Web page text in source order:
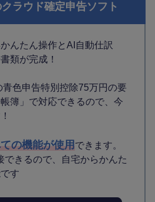
クラウド確定申告ソフト
んたん操作とAI自動仕訳
類が完成！
色申告特別控除75万円の要
簿」で対応できるので、今
の機能が使用 できます。
できるので、自宅からかんた
す